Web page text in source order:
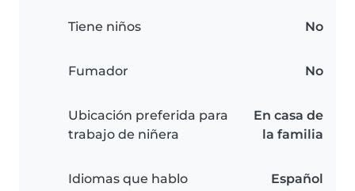
Tiene niños No
Fumador No
Ubicación preferida para
trabajo de niñera
En casa de
la familia
Idiomas que hablo Español